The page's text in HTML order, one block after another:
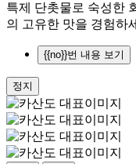
특제 단촛물로 숙성한
의 고유한 맛을 경험하
{{no}}번 내용 보기
정지